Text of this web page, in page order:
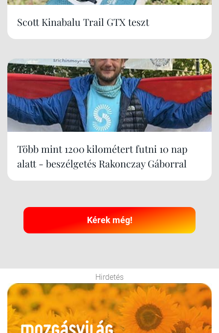
Scott Kinabalu Trail GTX teszt
Több mint 1200 kilométert futni 10 nap
alatt - beszélgetés Rakonczay Gáborral
Kérek még!
Hirdetés